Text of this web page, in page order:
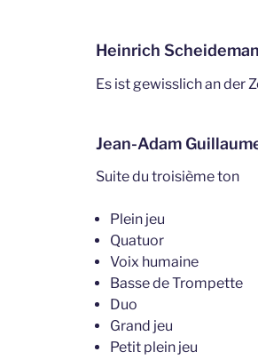
Heinrich
Es ist gewisslich an der
Jean-Adam
Suite du troisième ton
Plein jeu
Quatuor
Voix humaine
Basse de Trompette
Duo
Grand jeu
Petit plein jeu